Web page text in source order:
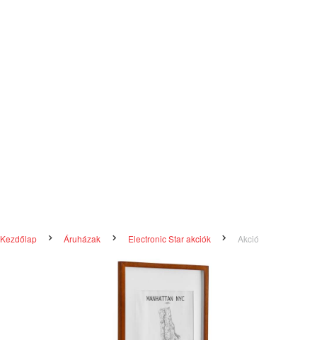
Kezdőlap Áruházak Electronic Star akciók Akció